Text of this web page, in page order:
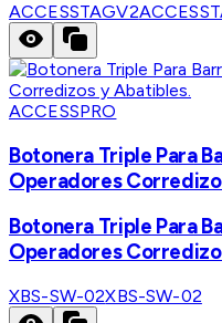
ACCESSTAGV2
ACCESSPRO
Botonera Triple Para
Operadores
Botonera Triple Para
Operadores
XBS-SW-02XBS-SW-02